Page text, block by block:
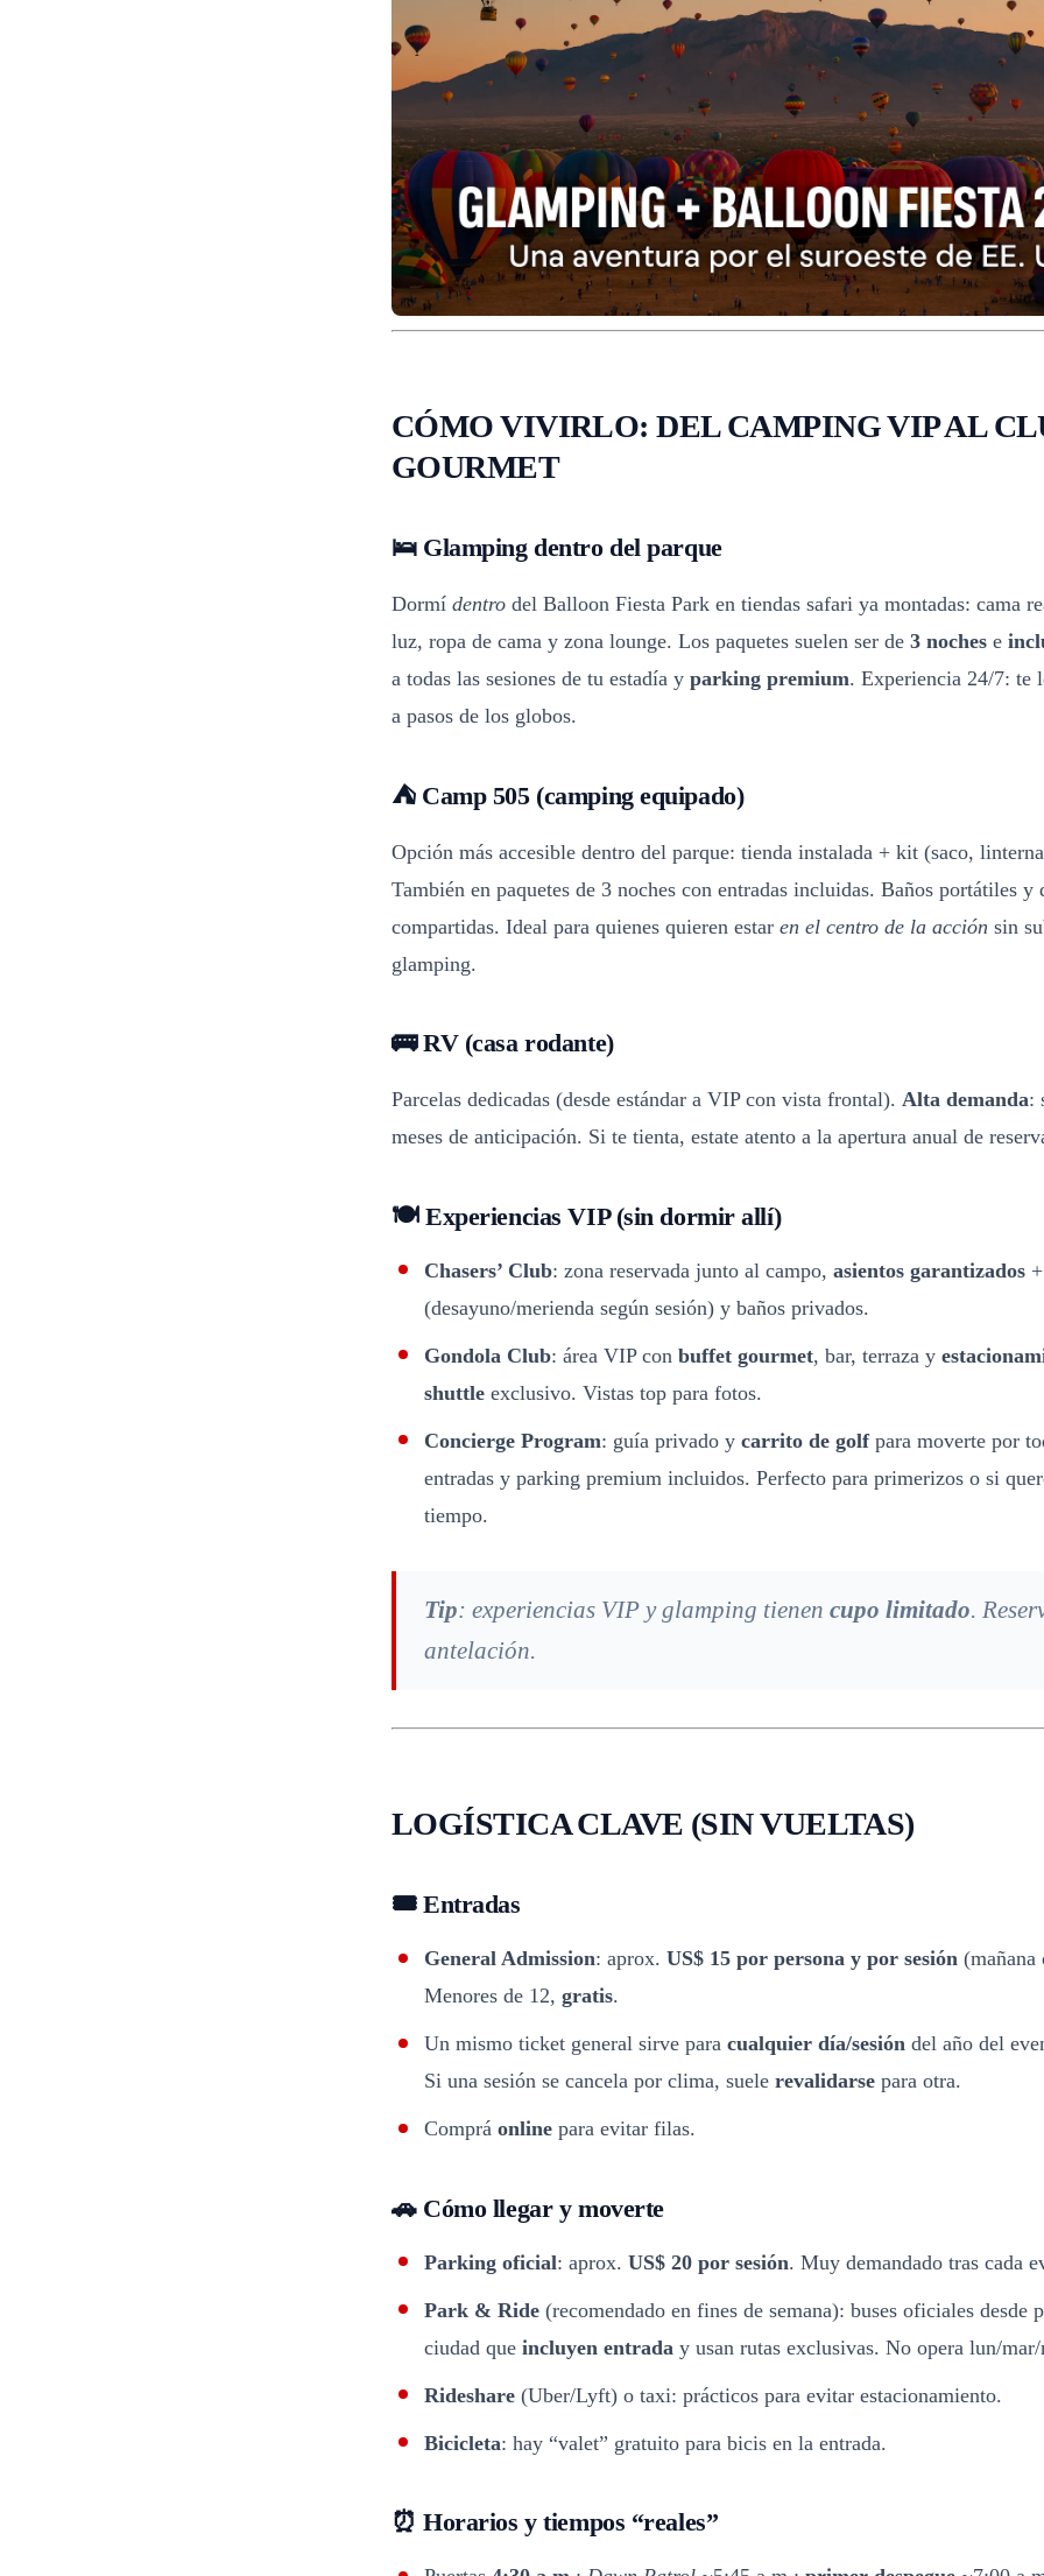
CÓMO VIVIRLO: DEL CAMPING VIP AL
GOURMET
🛌 Glamping dentro del parque
Dormí dentro del Balloon Fiesta Park en tiendas safari ya montadas: cama
luz, ropa de cama y zona lounge. Los paquetes suelen ser de 3 noches e
a todas las sesiones de tu estadía y parking premium. Experiencia 24/7: te
a pasos de los globos.
⛺ Camp 505 (camping equipado)
Opción más accesible dentro del parque: tienda instalada + kit (saco,
También en paquetes de 3 noches con entradas incluidas. Baños portátiles y
compartidas. Ideal para quienes quieren estar en el centro de la acción sin
glamping.
🚌 RV (casa rodante)
Parcelas dedicadas (desde estándar a VIP con vista frontal). Alta demanda:
meses de anticipación. Si te tienta, estate atento a la apertura anual de
🍽️ Experiencias VIP (sin dormir allí)
Chasers’ Club: zona reservada junto al campo, asientos garantizados
(desayuno/merienda según sesión) y baños privados.
Gondola Club: área VIP con buffet gourmet, bar, terraza y
shuttle exclusivo. Vistas top para fotos.
Concierge Program: guía privado y carrito de golfpara moverte por
entradas y parking premium incluidos. Perfecto para primerizos o si
tiempo.
Tip: experiencias VIP y glamping tienen cupo limitado.
antelación.
LOGÍSTICA CLAVE (SIN VUELTAS)
🎟️ Entradas
General Admission: aprox. US$ 15 por persona y por sesión (mañana
Menores de 12, gratis.
Un mismo ticket general sirve para cualquier día/sesión del año del
Si una sesión se cancela por clima, suele revalidarse para otra.
Comprá online para evitar filas.
🚗 Cómo llegar y moverte
Parking oficial: aprox. US$ 20 por sesión. Muy demandado tras cada
Park & Ride (recomendado en fines de semana): buses oficiales desde
ciudad que incluyen entrada y usan rutas exclusivas. No opera lun/
Rideshare (Uber/Lyft) o taxi: prácticos para evitar estacionamiento.
Bicicleta: hay “valet” gratuito para bicis en la entrada.
⏰ Horarios y tiempos “reales”